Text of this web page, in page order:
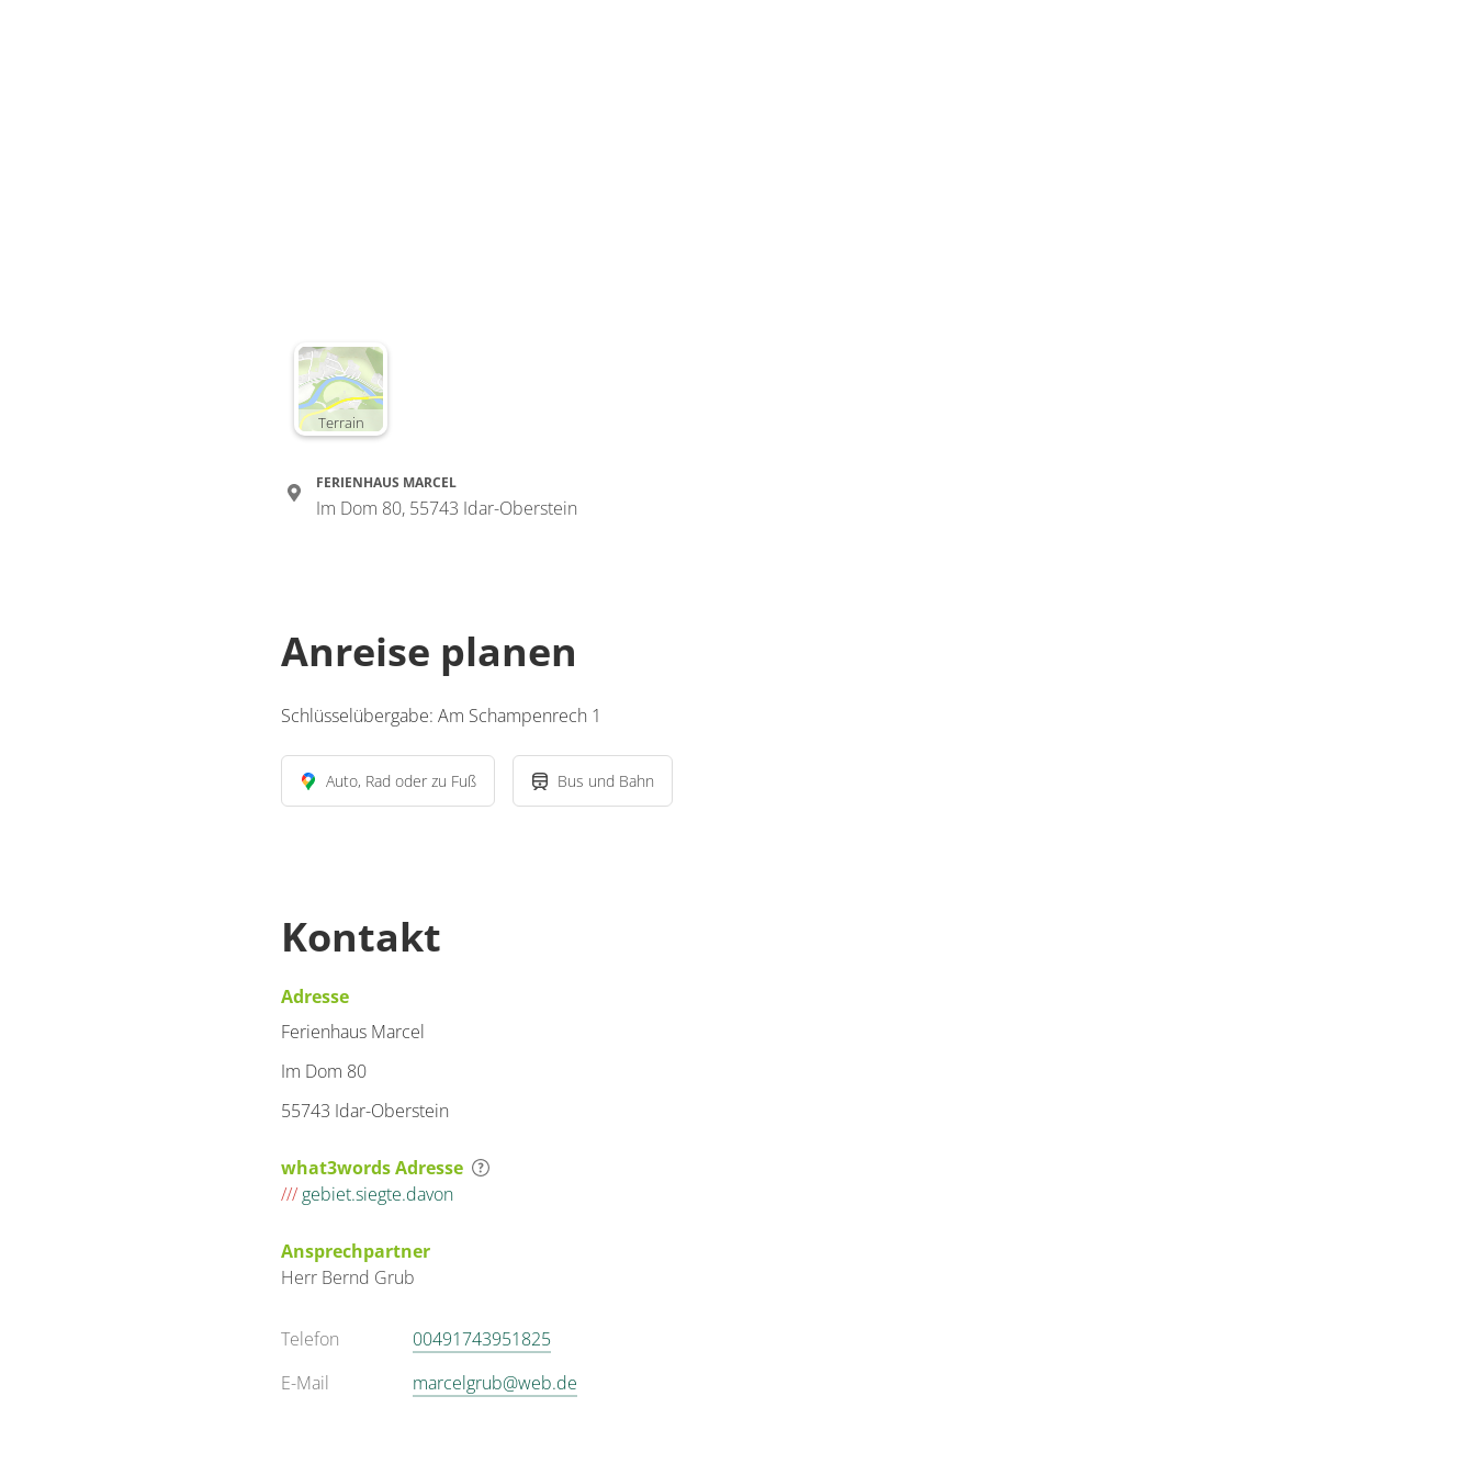
Terrain
FERIENHAUS MARCEL
Im Dom 80, 55743 Idar-Oberstein
Anreise planen
Schlüsselübergabe: Am Schampenrech 1
Auto, Rad oder zu Fuß Bus und Bahn
Kontakt
Adresse
Ferienhaus Marcel
Im Dom 80
55743 Idar-Oberstein
what3words Adresse
/// gebiet.siegte.davon
Ansprechpartner
Herr Bernd Grub
Telefon
00491743951825
E-Mail
marcelgrub@web.de